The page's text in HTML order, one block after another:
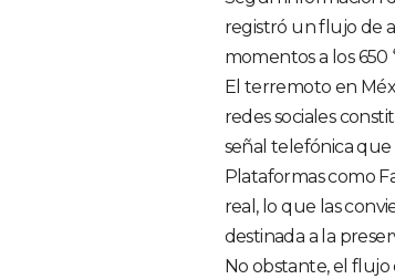
registró un flujo de
momentos a los 650
El terremoto en
redes sociales
señal telefónica
Plataformas como
real, lo que las
destinada a la
No obstante, el